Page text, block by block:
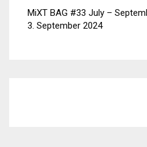
MiXT BAG #33 July –
3. September 2024